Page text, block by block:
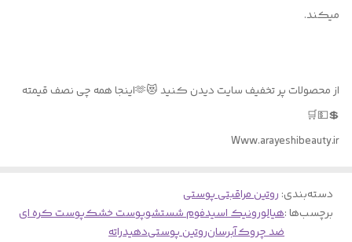
میکند.
از محصولات پر تخفیف سایت دیدن کنید 😻🫶اینجا همه چی نصف قیمته
💲💵🛒
Www.arayeshibeauty.ir
دسته‌بندی: روتین مراقبتی پوستی
برچسب‌ها :هیالورونیک اسیدفوم شستشوپوست خشکپوست کره ای
ضد چروکآبرسانروتین پوستیدهیدراته